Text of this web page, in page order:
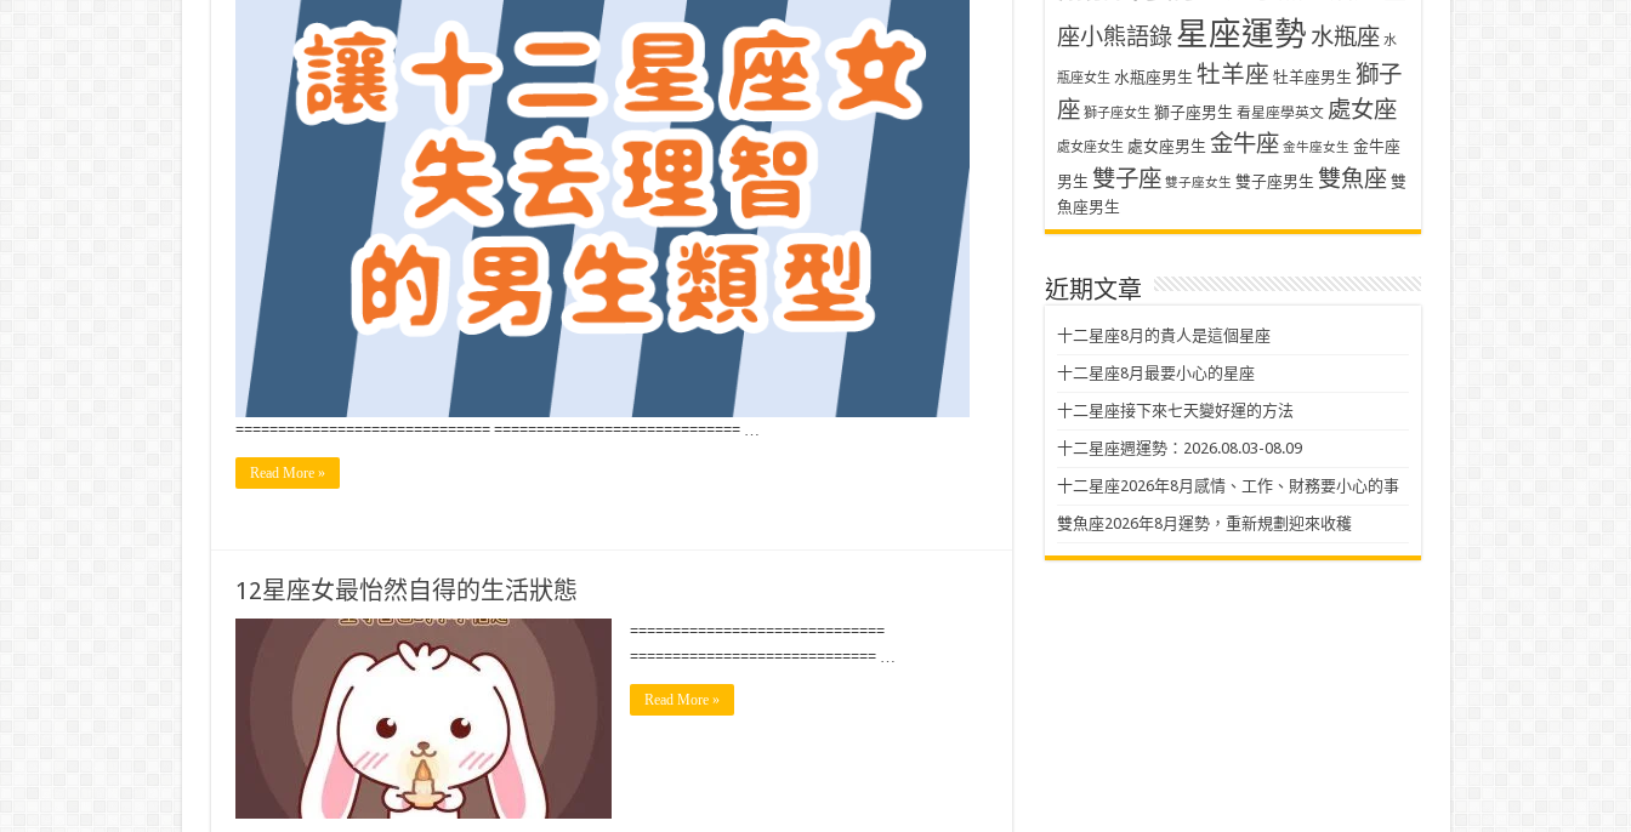
============================== ============================= …
Read More »
12星座女最怡然自得的生活狀態
==============================
============================= …
Read More »
座小熊語錄星座運勢 水瓶座 水
瓶座女生 水瓶座男生 牡羊座 牡羊座男生 獅子
座 獅子座女生 獅子座男生 看星座學英文 處女座
處女座女生 處女座男生 金牛座 金牛座女生 金牛座
男生 雙子座 雙子座女生 雙子座男生 雙魚座 雙
魚座男生
近期文章
十二星座8月的貴人是這個星座
十二星座8月最要小心的星座
十二星座接下來七天變好運的方法
十二星座週運勢：2026.08.03-08.09
十二星座2026年8月感情、工作、財務要小心的事
雙魚座2026年8月運勢，重新規劃迎來收穫